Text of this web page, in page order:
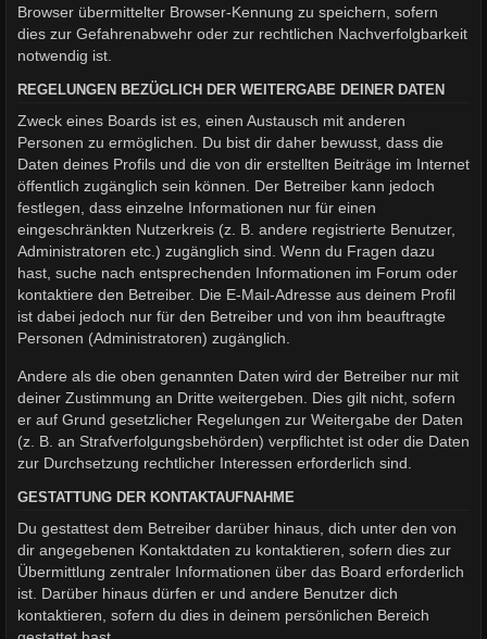
Browser übermittelter Browser-Kennung zu speichern, sofern
dies zur Gefahrenabwehr oder zur rechtlichen Nachverfolgbarkeit
notwendig ist.
REGELUNGEN BEZÜGLICH DER WEITERGABE DEINER DATEN
Zweck eines Boards ist es, einen Austausch mit anderen
Personen zu ermöglichen. Du bist dir daher bewusst, dass die
Daten deines Profils und die von dir erstellten Beiträge im Internet
öffentlich zugänglich sein können. Der Betreiber kann jedoch
festlegen, dass einzelne Informationen nur für einen
eingeschränkten Nutzerkreis (z. B. andere registrierte Benutzer,
Administratoren etc.) zugänglich sind. Wenn du Fragen dazu
hast, suche nach entsprechenden Informationen im Forum oder
kontaktiere den Betreiber. Die E-Mail-Adresse aus deinem Profil
ist dabei jedoch nur für den Betreiber und von ihm beauftragte
Personen (Administratoren) zugänglich.
Andere als die oben genannten Daten wird der Betreiber nur mit
deiner Zustimmung an Dritte weitergeben. Dies gilt nicht, sofern
er auf Grund gesetzlicher Regelungen zur Weitergabe der Daten
(z. B. an Strafverfolgungsbehörden) verpflichtet ist oder die Daten
zur Durchsetzung rechtlicher Interessen erforderlich sind.
GESTATTUNG DER KONTAKTAUFNAHME
Du gestattest dem Betreiber darüber hinaus, dich unter den von
dir angegebenen Kontaktdaten zu kontaktieren, sofern dies zur
Übermittlung zentraler Informationen über das Board erforderlich
ist. Darüber hinaus dürfen er und andere Benutzer dich
kontaktieren, sofern du dies in deinem persönlichen Bereich